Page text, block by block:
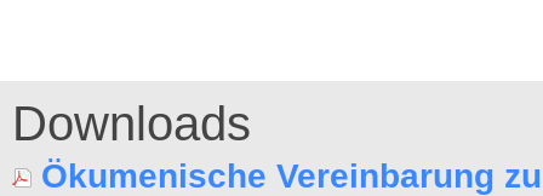
Downloads
Ökumenische Vereinbarung